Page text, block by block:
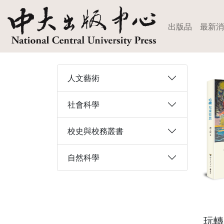
出版品 最新
人文藝術
社會科學
校史與校務叢書
自然科學
玩